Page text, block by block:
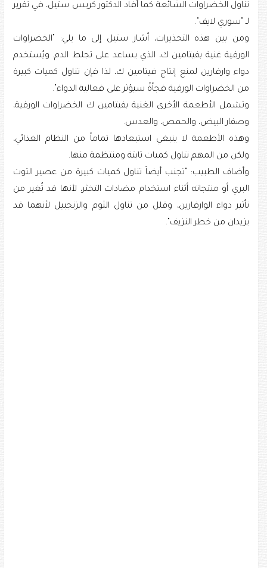
تناول الخضراوات الشائعة كما أفاد الدكتور كريس ستيل، في تقرير
لـ "سوري لايف".
ومن بين هذه التحذيرات، أشار ستيل إلى ما يلي: "الخضراوات
الورقية غنية بفيتامين ك، الذي يساعد على تجلط الدم. ويُستخدم
دواء وارفارين لمنع إنتاج فيتامين ك، لذا فإن تناول كميات كبيرة
من الخضراوات الورقية فجأةً سيؤثر على فعالية الدواء".
وتشمل الأطعمة الأخرى الغنية بفيتامين ك الخضراوات الورقية،
وصفار البيض، والحمص، والعدس.
وهذه الأطعمة لا ينبغي استبعادها تماماً من النظام الغذائي،
ولكن من المهم تناول كميات ثابتة ومنتظمة منها.
وأضاف الطبيب: "تجنب أيضاً تناول كميات كبيرة من عصير التوت
البري أو منتجاته أثناء استخدام مضادات التخثر، لأنها قد تُغير من
تأثير دواء الوارفارين، وقلل من تناول الثوم والزنجبيل لأنهما قد
يزيدان من خطر النزيف".